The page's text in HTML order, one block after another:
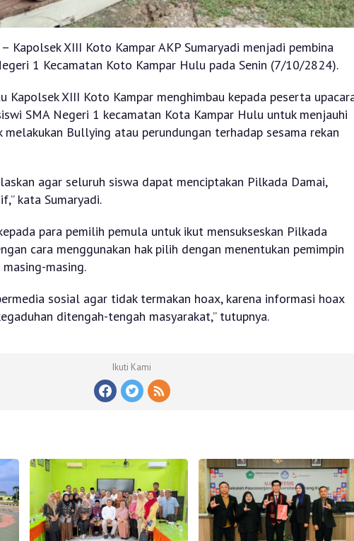
Kapolsek XIII Koto Kampar AKP Sumaryadi menjadi pembina
1 Kecamatan Koto Kampar Hulu pada Senin (7/10/2824).
Kapolsek XIII Koto Kampar menghimbau kepada peserta
SMA Negeri 1 kecamatan Kota Kampar Hulu untuk menjauhi
melakukan Bullying atau perundungan terhadap sesama rekan
agar seluruh siswa dapat menciptakan Pilkada Damai,
kata Sumaryadi.
para pemilih pemula untuk ikut mensukseskan Pilkada
cara menggunakan hak pilih dengan menentukan pemimpin
masing.
sosial agar tidak termakan hoax, karena informasi hoax
ditengah-tengah masyarakat,” tutupnya.
Ikuti Kami